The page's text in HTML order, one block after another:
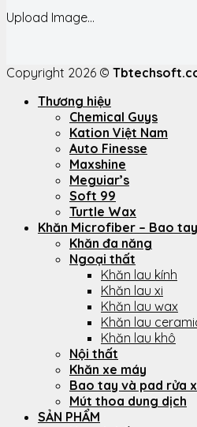
Upload Image...
Copyright 2026 ©
Thương hiệu
Chemical Guys
Kation Việt Nam
Auto Finesse
Maxshine
Meguiar’s
Soft 99
Turtle Wax
Khăn Microfiber – Bao tay
Khăn đa năng
Ngoại thất
Khăn lau kính
Khăn lau xi
Khăn lau wax
Khăn lau
Khăn lau khô
Nội thất
Khăn xe máy
Bao tay và pad rửa
Mút thoa dung dịch
SẢN PHẨM